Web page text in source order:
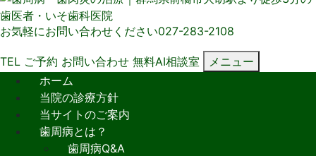
お気軽にお問い合わせください027-283-2108
TEL ご予約 お問い合わせ 無料AI相談室
メニュー
ホーム
当院の診療方針
当サイトのご案内
歯周病とは？
歯周病Q&A